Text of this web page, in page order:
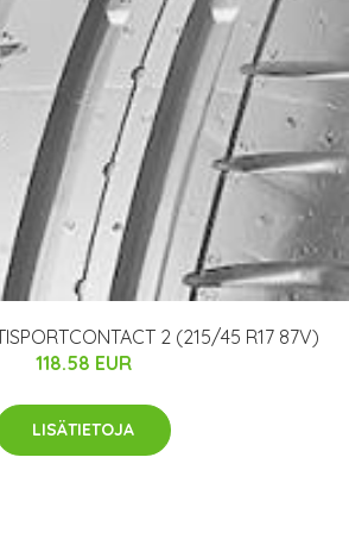
2 (215/45 R17 87V)
118.58 EUR
LISÄTIETOJA